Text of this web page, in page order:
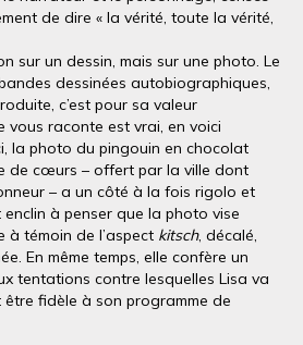
de dire « la vérité, toute la vérité,
sur un dessin, mais sur une photo. Le
dessinées autobiographiques,
c’est pour sa valeur
vous raconte est vrai, en voici
la photo du pingouin en chocolat
de cœurs – offert par la ville dont
– a un côté à la fois rigolo et
à penser que la photo vise
à témoin de l’aspect kitsch, décalé,
En même temps, elle confère un
tentations contre lesquelles Lisa va
fidèle à son programme de